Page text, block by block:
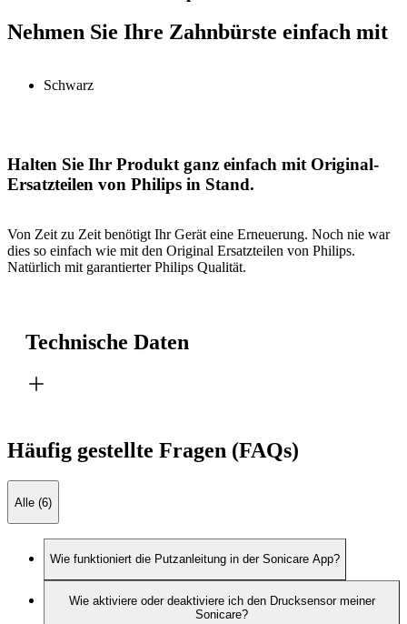
Nehmen Sie Ihre Zahnbürste einfach mit
Schwarz
Halten Sie Ihr Produkt ganz einfach mit Original-
Ersatzteilen von Philips in Stand.
Von Zeit zu Zeit benötigt Ihr Gerät eine Erneuerung. Noch nie war
dies so einfach wie mit den Original Ersatzteilen von Philips.
Natürlich mit garantierter Philips Qualität.
Technische Daten
Häufig gestellte Fragen (FAQs)
Alle (6)
Wie funktioniert die Putzanleitung in der Sonicare App?
Wie aktiviere oder deaktiviere ich den Drucksensor meiner
Sonicare?